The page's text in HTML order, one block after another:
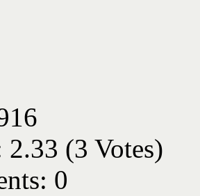
2.33 (3 Votes)
0